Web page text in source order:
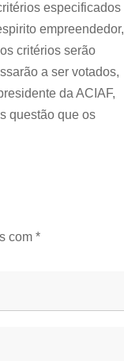
especificados
empreendedor,
critérios serão
a ser votados,
da ACIAF,
questão que os
com *